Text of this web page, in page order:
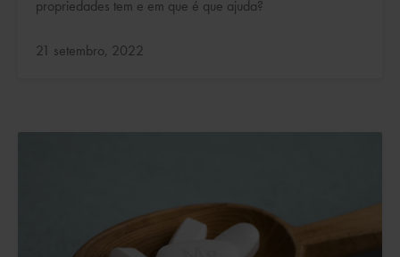
propriedades tem e em que é que ajuda?
Atualizado:
21 setembro, 2022